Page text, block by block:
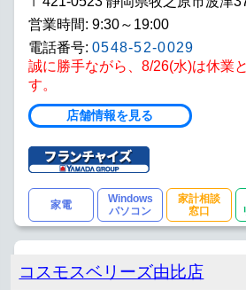
営業時間: 9:30～19:00
電話番号: 0548-52-0029
誠に勝手ながら、8/26(水)は休業
す。
店舗情報を見る
家電
Windows
パソコン
家計相談
窓口
コスモスベリーズ由比店